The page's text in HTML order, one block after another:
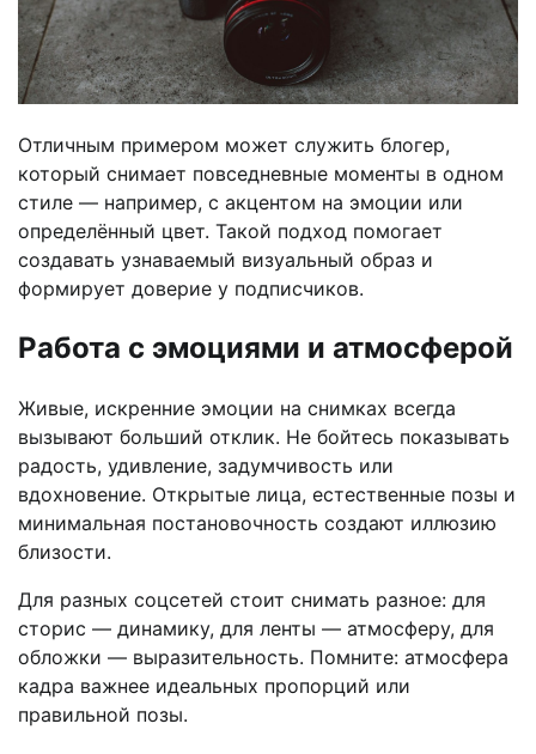
Отличным примером может служить блогер,
который снимает повседневные моменты в одном
стиле — например, с акцентом на эмоции или
определённый цвет. Такой подход помогает
создавать узнаваемый визуальный образ и
формирует доверие у подписчиков.
Работа с эмоциями и атмосферой
Живые, искренние эмоции на снимках всегда
вызывают больший отклик. Не бойтесь показывать
радость, удивление, задумчивость или
вдохновение. Открытые лица, естественные позы и
минимальная постановочность создают иллюзию
близости.
Для разных соцсетей стоит снимать разное: для
сторис — динамику, для ленты — атмосферу, для
обложки — выразительность. Помните: атмосфера
кадра важнее идеальных пропорций или
правильной позы.